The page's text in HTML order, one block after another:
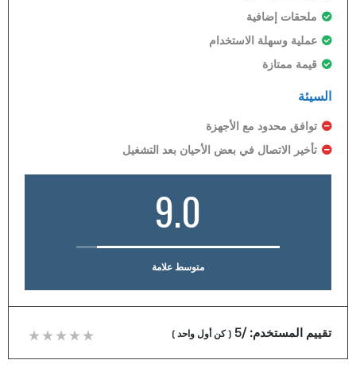
ملحقات إضافية
عملية وسهلة الاستخدام
قيمة ممتازة
السيئة
توافق محدود مع الأجهزة
تأخير الاتصال في بعض الأحيان بعد التشغيل
9.0
متوسط علامة
تقييم المستخدم:/5
(كن أول واحد )